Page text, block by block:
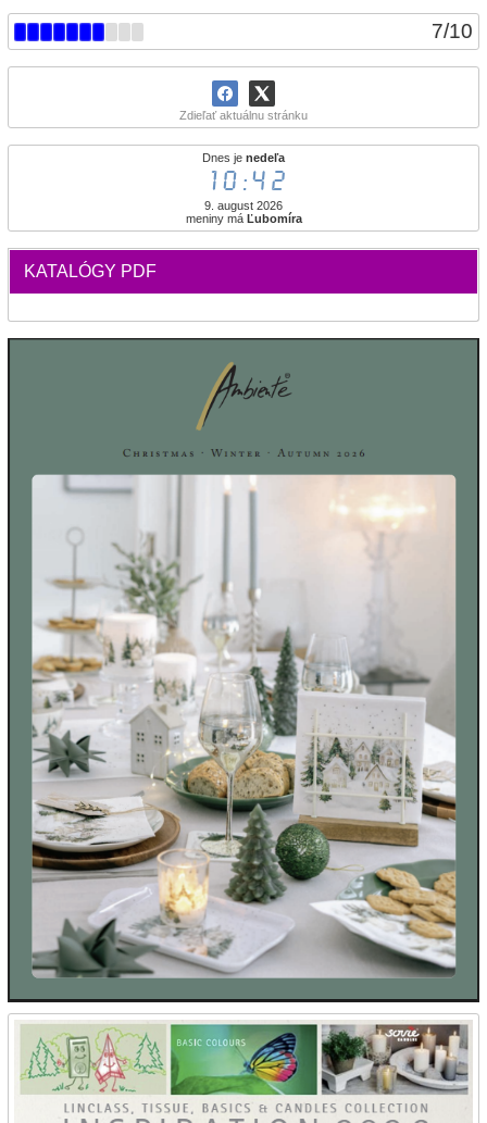
7/10
Zdieľať aktuálnu stránku
Dnes je nedeľa
10:42
9. august 2026
meniny má Ľubomíra
KATALÓGY PDF